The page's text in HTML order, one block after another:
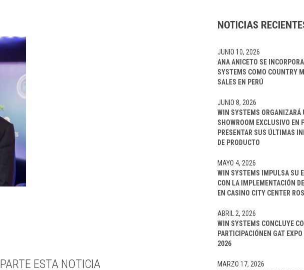
ESTA NOTICIA
NOTICIAS
ANA ANICETO SE
SYSTEMS COMO COUNTRY
SALES EN PERÚ
JUNIO 10, 2026
WIN SYSTEMS ORGANIZARÁ
SHOWROOM EXCLUSIVO EN
PRESENTAR SUS ÚLTIMAS
DE PRODUCTO
JUNIO 8, 2026
WIN SYSTEMS IMPULSA SU
CON LA IMPLEMENTACIÓN
EN CASINO CITY CENTER
MAYO 4, 2026
WIN SYSTEMS CONCLUYE
PARTICIPACIÓNEN GAT
2026
ABRIL 2, 2026
MARZO 17, 2026